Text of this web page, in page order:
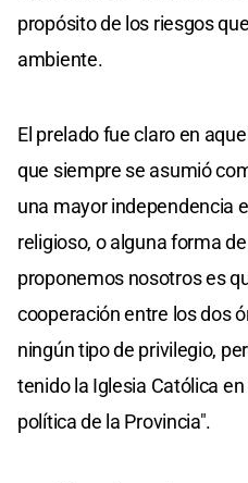
propósito de los riesgos
ambiente.
El prelado fue claro en
que siempre se asumió
una mayor independencia
religioso, o alguna forma
proponemos nosotros es
cooperación entre los dos
ningún tipo de privilegio,
tenido la Iglesia Católica
política de la Provincia".